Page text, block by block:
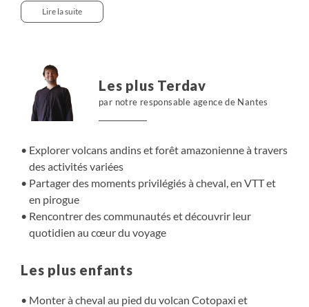
cheval dans les grands espaces. Plus loin, les sources
chaudes et les rivières offrent des moments de détente.
sur l’eau, chaque étape devient un terrain d’exploration
et de partage, pour vivre ensemble un voyage riche et
équilibré.
Lire la suite
Les plus Terdav
par notre responsable agence de Nantes
Explorer volcans andins et forêt amazonienne à travers
des activités variées
Partager des moments privilégiés à cheval, en VTT et
en pirogue
Rencontrer des communautés et découvrir leur
quotidien au cœur du voyage
Les plus enfants
Monter à cheval au pied du volcan Cotopaxi et